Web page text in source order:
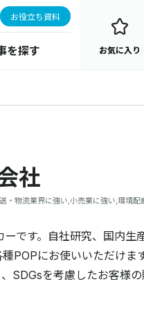
お役立ち資料
を探す お気に入り
社
・物流業界に強い,小売業に強い,環境
です。自社研究、国内生
POPにお使いいただけま
SDGsを考慮したお客様